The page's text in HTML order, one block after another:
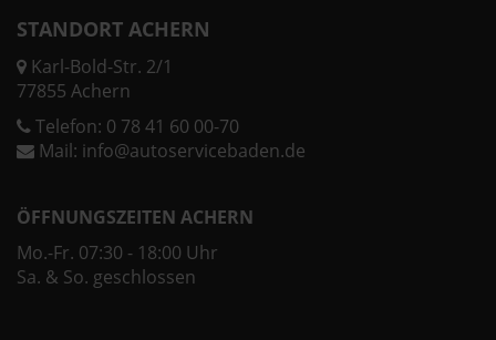
STANDORT ACHERN
Karl-Bold-Str. 2/1
77855 Achern
Telefon: 0 78 41 60 00-70
Mail: info@autoservicebaden.de
ÖFFNUNGSZEITEN ACHERN
Mo.-Fr. 07:30 - 18:00 Uhr
Sa. & So. geschlossen